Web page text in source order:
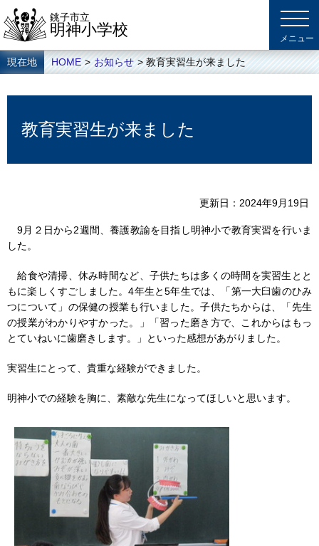
銚子市立
明神小学校
現在地 HOME > お知らせ > 教育実習生が来ました
教育実習生が来ました
更新日 2024年9月19日
9月２日から2週間、養護教諭を目指し明神小で教育実習を行いま
した。
給食や清掃、休み時間など、子供たちは多くの時間を実習生とと
もに楽しくすごしました。4年生と5年生では、「第一大臼歯のひみ
つについて」の保健の授業も行いました。子供たちからは、「先生
の授業がわかりやすかった。」「習った磨き方で、これからはもっ
とていねいに歯磨きします。」といった感想があがりました。
実習生にとって、貴重な経験ができました。
明神小での経験を胸に、素敵な先生になってほしいと思います。